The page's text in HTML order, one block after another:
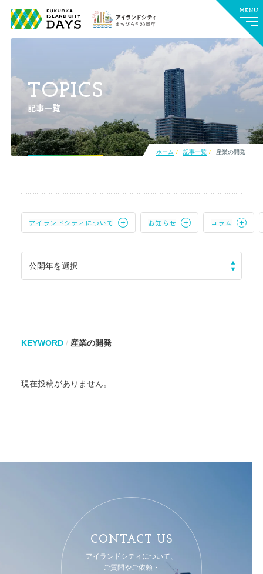
TOPICS
記事一覧
ホーム 記事一覧 産業の開発
アイランドシティについて お知らせ コラム
公開年を選択
KEYWORD 産業の開発
現在投稿がありません。
CONTACT US
アイランドシティについて、
ご質問やご依頼・